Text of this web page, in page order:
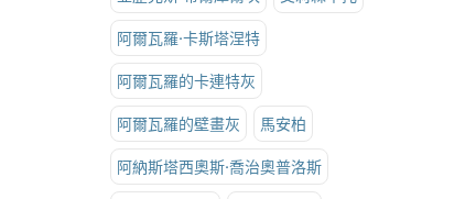
阿爾瓦羅·卡斯塔涅特
阿爾瓦羅的卡連特灰
阿爾瓦羅的壁畫灰 馬安柏
阿納斯塔西奧斯·喬治奧普洛斯